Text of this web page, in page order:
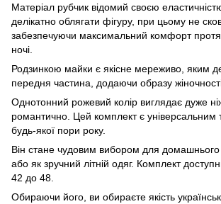
Матеріал рубчик відомий своєю
делікатно облягати фігуру, при цьому не
забезпечуючи максимальний комфорт
ночі.
Родзинкою майки є якісне мереживо, яким
передня частина, додаючи образу жіночності
Однотонний рожевий колір виглядає дуже
романтично. Цей комплект є універсальним
будь-якої пори року.
Він стане чудовим вибором для домашнього
або як зручний літній одяг. Комплект
42 до 48.
Обираючи його, ви обираєте якість